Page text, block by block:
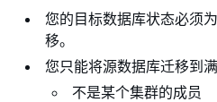
您的目标数据库状态必须为
移。
您只能将源数据库迁移到
不是某个集群的成员